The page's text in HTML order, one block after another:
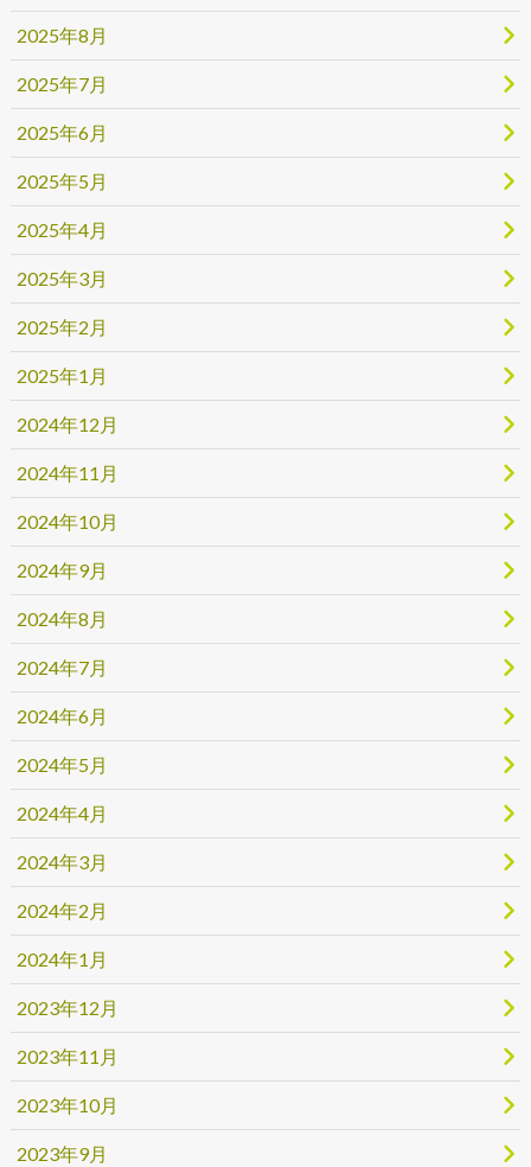
2025年8月
2025年7月
2025年6月
2025年5月
2025年4月
2025年3月
2025年2月
2025年1月
2024年12月
2024年11月
2024年10月
2024年9月
2024年8月
2024年7月
2024年6月
2024年5月
2024年4月
2024年3月
2024年2月
2024年1月
2023年12月
2023年11月
2023年10月
2023年9月